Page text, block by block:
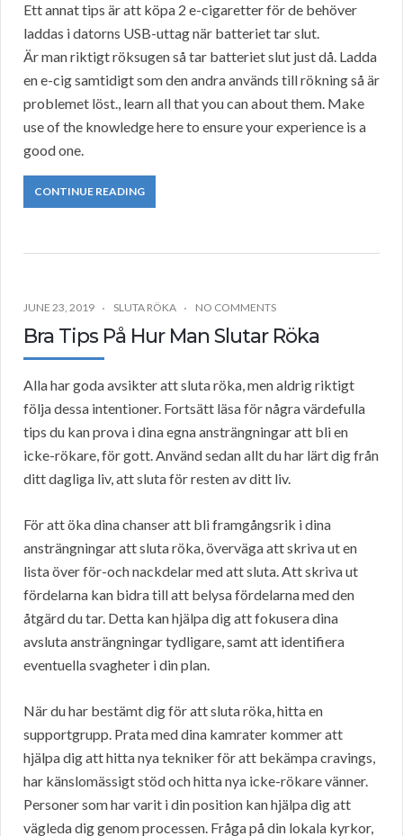
Ett annat tips är att köpa 2 e-cigaretter för de behöver
laddas i datorns USB-uttag när batteriet tar slut.
Är man riktigt röksugen så tar batteriet slut just då. Ladda
en e-cig samtidigt som den andra används till rökning så är
problemet löst., learn all that you can about them. Make
use of the knowledge here to ensure your experience is a
good one.
CONTINUE READING
JUNE 23, 2019 SLUTA RÖKA NO COMMENTS
Bra Tips På Hur Man Slutar Röka
Alla har goda avsikter att sluta röka, men aldrig riktigt
följa dessa intentioner. Fortsätt läsa för några värdefulla
tips du kan prova i dina egna ansträngningar att bli en
icke-rökare, för gott. Använd sedan allt du har lärt dig från
ditt dagliga liv, att sluta för resten av ditt liv.
För att öka dina chanser att bli framgångsrik i dina
ansträngningar att sluta röka, överväga att skriva ut en
lista över för-och nackdelar med att sluta. Att skriva ut
fördelarna kan bidra till att belysa fördelarna med den
åtgärd du tar. Detta kan hjälpa dig att fokusera dina
avsluta ansträngningar tydligare, samt att identifiera
eventuella svagheter i din plan.
När du har bestämt dig för att sluta röka, hitta en
supportgrupp. Prata med dina kamrater kommer att
hjälpa dig att hitta nya tekniker för att bekämpa cravings,
har känslomässigt stöd och hitta nya icke-rökare vänner.
Personer som har varit i din position kan hjälpa dig att
vägleda dig genom processen. Fråga på din lokala kyrkor,